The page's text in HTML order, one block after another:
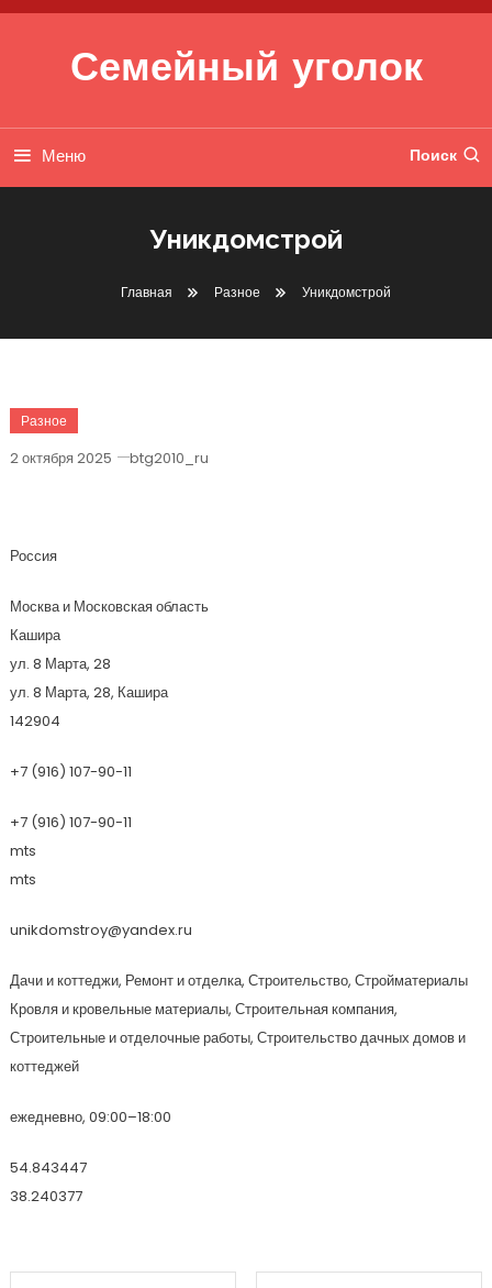
Перейти к содержимому
Семейный уголок
Меню Поиск
Уникдомстрой
Главная Разное Уникдомстрой
Разное
2 октября 2025 btg2010_ru
Россия
Москва и Московская область
Кашира
ул. 8 Марта, 28
ул. 8 Марта, 28, Кашира
142904
+7 (916) 107-90-11
+7 (916) 107-90-11
mts
mts
unikdomstroy@yandex.ru
Дачи и коттеджи, Ремонт и отделка, Строительство, Стройматериалы
Кровля и кровельные материалы, Строительная компания,
Строительные и отделочные работы, Строительство дачных домов и
коттеджей
ежедневно, 09:00–18:00
54.843447
38.240377